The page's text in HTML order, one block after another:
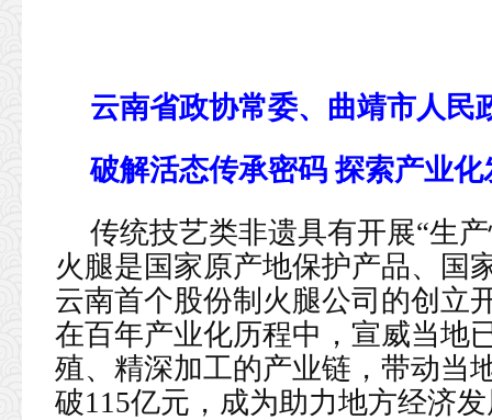
云南省政协常委、曲靖市人民
破解活态传承密码 探索产业化
传统技艺类非遗具有开展“生
火腿是国家原产地保护产品、国
云南首个股份制火腿公司的创立
在百年产业化历程中，宣威当地
殖、精深加工的产业链，带动当
破115亿元，成为助力地方经济